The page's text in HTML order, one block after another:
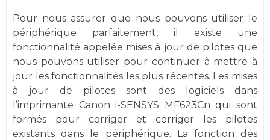
Pour nous assurer que nous pouvons utiliser le
périphérique parfaitement, il existe une
fonctionnalité appelée mises à jour de pilotes que
nous pouvons utiliser pour continuer à mettre à
jour les fonctionnalités les plus récentes. Les mises
à jour de pilotes sont des logiciels dans
l’imprimante Canon i-SENSYS MF623Cn qui sont
formés pour corriger et corriger les pilotes
existants dans le périphérique. La fonction des